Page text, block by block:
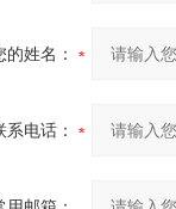
的姓名：
系电话：